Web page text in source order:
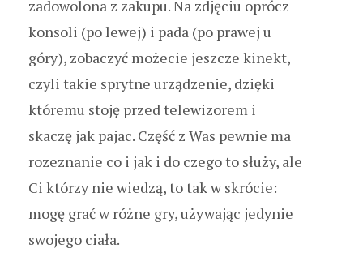
zadowolona z zakupu. Na zdjęciu oprócz
konsoli (po lewej) i pada (po prawej u
góry), zobaczyć możecie jeszcze kinekt,
czyli takie sprytne urządzenie, dzięki
któremu stoję przed telewizorem i
skaczę jak pajac. Część z Was pewnie ma
rozeznanie co i jak i do czego to służy, ale
Ci którzy nie wiedzą, to tak w skrócie:
mogę grać w różne gry, używając jedynie
swojego ciała.